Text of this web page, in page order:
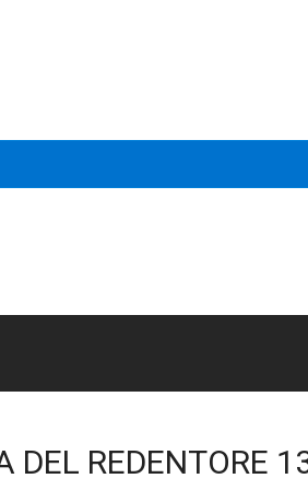
DEL REDENTORE